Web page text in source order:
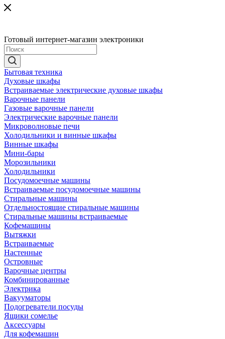
Готовый интернет-магазин электроники
Бытовая техника
Духовые шкафы
Встраиваемые электрические духовые шкафы
Варочные панели
Газовые варочные панели
Электрические варочные панели
Микроволновые печи
Холодильники и винные шкафы
Винные шкафы
Мини-бары
Морозильники
Холодильники
Посудомоечные машины
Встраиваемые посудомоечные машины
Стиральные машины
Отдельностоящие стиральные машины
Стиральные машины встраиваемые
Кофемашины
Вытяжки
Встраиваемые
Настенные
Островные
Варочные центры
Комбинированные
Электрика
Вакууматоры
Подогреватели посуды
Ящики сомелье
Аксессуары
Для кофемашин